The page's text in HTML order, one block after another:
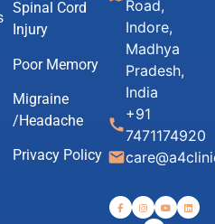
Spinal Cord
Injury
Poor Memory
Migraine
/Headache
Privacy Policy
Road,
Indore,
Madhya
Pradesh,
India
call
+91
7471174920
email